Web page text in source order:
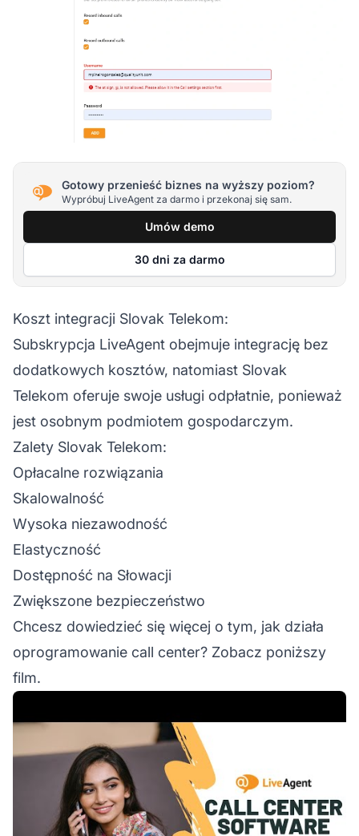
Gotowy przenieść biznes na wyższy poziom?
Wypróbuj LiveAgent za darmo i przekonaj się sam.
Umów demo
30 dni za darmo
Koszt integracji Slovak Telekom:
Subskrypcja LiveAgent obejmuje integrację bez
dodatkowych kosztów, natomiast Slovak
Telekom oferuje swoje usługi odpłatnie, ponieważ
jest osobnym podmiotem gospodarczym.
Zalety Slovak Telekom:
Opłacalne rozwiązania
Skalowalność
Wysoka niezawodność
Elastyczność
Dostępność na Słowacji
Zwiększone bezpieczeństwo
Chcesz dowiedzieć się więcej o tym, jak działa
oprogramowanie call center? Zobacz poniższy
film.